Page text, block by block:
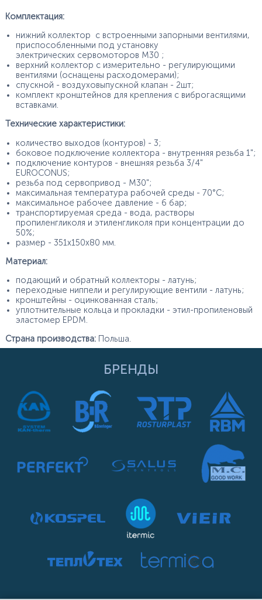
Комплектация:
нижний коллектор с встроенными запорными вентилями,
приспособленными под установку
электрических сервомоторов М30 ;
верхний коллектор с измерительно - регулирующими
вентилями (оснащены расходомерами);
спускной - воздуховыпускной клапан - 2шт;
комплект кронштейнов для крепления с виброгасящими
вставками.
Технические характеристики:
количество выходов (контуров) - 3;
боковое подключение коллектора - внутренняя резьба 1";
подключение контуров - внешняя резьба 3/4"
EUROCONUS;
резьба под сервопривод - М30";
максимальная температура рабочей среды - 70°С;
максимальное рабочее давление - 6 бар;
транспортируемая среда - вода, растворы
пропиленгликоля и этиленгликоля при концентрации до
50%;
размер - 351х150х80 мм.
Материал:
подающий и обратный коллекторы - латунь;
переходные ниппели и регулирующие вентили - латунь;
кронштейны - оцинкованная сталь;
уплотнительные кольца и прокладки - этил-пропиленовый
эластомер EPDM.
Страна производства: Польша.
БРЕНДЫ